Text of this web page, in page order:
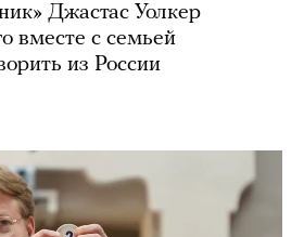
Джастас Уолкер
вместе с семьей
из России